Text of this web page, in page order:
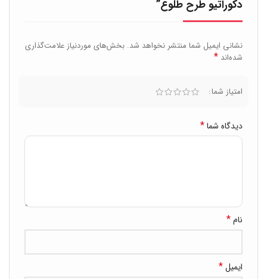
دکوراتیو طرح طلوع”
نشانی ایمیل شما منتشر نخواهد شد. بخش‌های موردنیاز علامت‌گذاری
شده‌اند *
امتیاز شما
دیدگاه شما*
نام*
ایمیل*